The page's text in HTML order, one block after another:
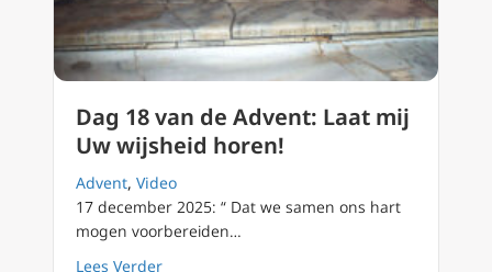
Dag 18 van de Advent: Laat mij
Uw wijsheid horen!
Advent, Video
17 december 2025: “ Dat we samen ons hart
mogen voorbereiden…
Lees Verderabout Dag 18 van de Advent: Laat mij Uw